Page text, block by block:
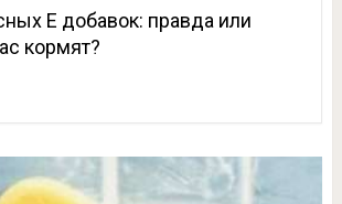
Е добавок: правда или
кормят?